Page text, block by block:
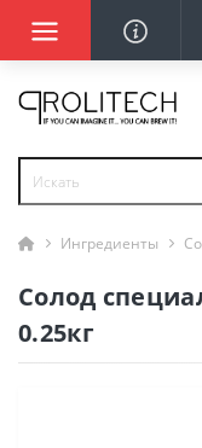
Ингредиенты
Солод
0.25кг